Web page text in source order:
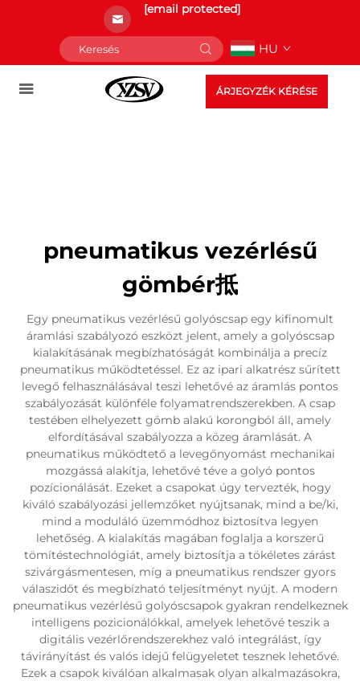
[email protected]
HU
ÁRJEGYZÉK KÉRÉSE
pneumatikus vezérlésű
gömbér抵
Egy pneumatikus vezérlésű golyóscsap egy kifinomult
áramlási szabályozó eszközt jelent, amely a golyóscsap
kialakításának megbízhatóságát kombinálja a precíz
pneumatikus működtetéssel. Ez az ipari alkatrész sűrített
levegő felhasználásával teszi lehetővé az áramlás pontos
szabályozását különféle folyamatrendszerekben. A csap
testében elhelyezett gömb alakú korongból áll, amely
elfordításával szabályozza a közeg áramlását. A
pneumatikus működtető a levegőnyomást mechanikai
mozgássá alakítja, lehetővé téve a golyó pontos
pozícionálását. Ezeket a csapokat úgy tervezték, hogy
kiváló szabályozási jellemzőket nyújtsanak, mind a be/ki,
mind a moduláló üzemmódhoz biztosítva legyen
lehetőség. A kialakítás magában foglalja a korszerű
tömítéstechnológiát, amely biztosítja a tökéletes zárást
szivárgásmentesen, míg a pneumatikus rendszer gyors
válaszidőt és megbízható teljesítményt nyújt. A modern
pneumatikus vezérlésű golyóscsapok gyakran rendelkeznek
intelligens pozicionálókkal, amelyek lehetővé teszik a
digitális vezérlőrendszerekhez való integrálást, így
távirányítást és valós idejű felügyeletet tesznek lehetővé.
Ezek a csapok kiválóan alkalmasak olyan alkalmazásokra,